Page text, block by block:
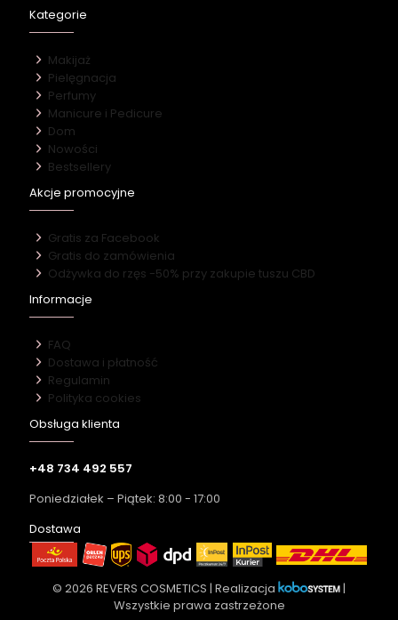
Kategorie
Makijaż
Pielęgnacja
Perfumy
Manicure i Pedicure
Dom
Nowości
Bestsellery
Akcje promocyjne
Gratis za Facebook
Gratis do zamówienia
Odżywka do rzęs -50% przy zakupie tuszu CBD
Informacje
FAQ
Dostawa i płatność
Regulamin
Polityka cookies
Obsługa klienta
+48 734 492 557
Poniedziałek – Piątek: 8:00 - 17:00
Dostawa
© 2026 REVERS COSMETICS | Realizacja
|
Wszystkie prawa zastrzeżone